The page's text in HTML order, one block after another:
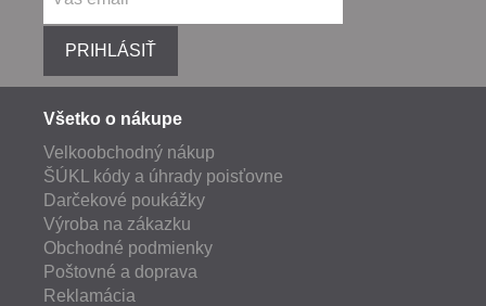
PRIHLÁSIŤ
Všetko o nákupe
Velkoobchodný nákup
ŠÚKL kódy a úhrady poisťovne
Darčekové poukážky
Výroba na zákazku
Obchodné podmienky
Poštovné a doprava
Reklamácia